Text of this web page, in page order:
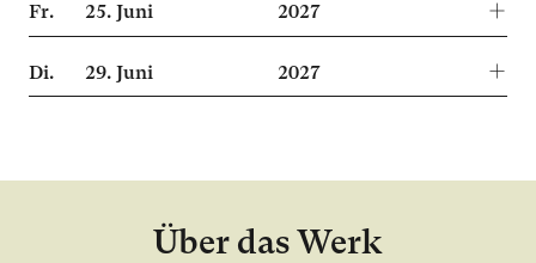
Fr. 25.Juni 2027
Di. 29.Juni 2027
Über das Werk